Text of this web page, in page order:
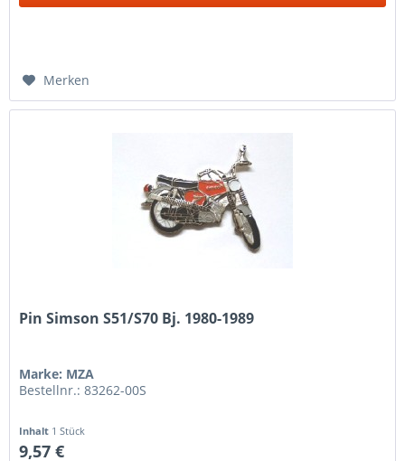
Merken
Pin Simson S51/S70 Bj. 1980-1989
Marke: MZA
Bestellnr.: 83262-00S
Inhalt 1 Stück
9,57 €